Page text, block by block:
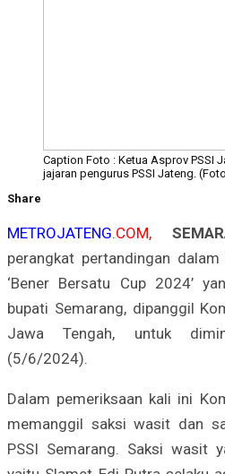
Caption Foto : Ketua Asprov PSSI
jajaran pengurus PSSI Jateng.
Share
METROJATENG.COM,
perangkat pertandingan
‘Bener Bersatu Cup 2024’
bupati Semarang, dipanggil
Jawa Tengah, untuk
(5/6/2024).
Dalam pemeriksaan kali ini
memanggil saksi wasit dan
PSSI Semarang. Saksi wasit